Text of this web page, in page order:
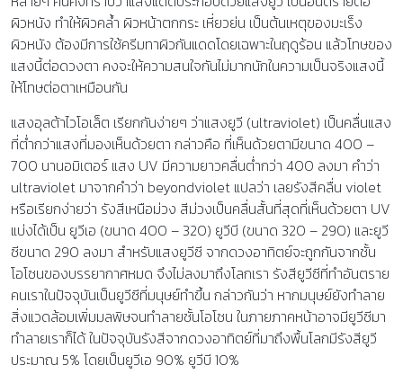
ผิวหนัง ทำให้ผิวคล้ำ ผิวหน้าตกกระ เหี่ยวย่น เป็นต้นเหตุของมะเร็ง
ผิวหนัง ต้องมีการใช้ครีมทาผิวกันแดดโดยเฉพาะในฤดูร้อน แล้วโทษของ
แสงนี้ต่อดวงตา คงจะให้ความสนใจกันไม่มากนักในความเป็นจริงแสงนี้
ให้โทษต่อตาเหมือนกัน
แสงอุลต้าไวโอเล็ต เรียกกันง่ายๆ ว่าแสงยูวี (ultraviolet) เป็นคลื่นแสง
ที่ต่ำกว่าแสงที่มองเห็นด้วยตา กล่าวคือ ที่เห็นด้วยตามีขนาด 400 –
700 นานอมิเตอร์ แสง UV มีความยาวคลื่นต่ำกว่า 400 ลงมา คำว่า
ultraviolet มาจากคำว่า beyondviolet แปลว่า เลยรังสีคลื่น violet
หรือเรียกง่ายว่า รังสีเหนือม่วง สีม่วงเป็นคลื่นสั้นที่สุดที่เห็นด้วยตา UV
แบ่งได้เป็น ยูวีเอ (ขนาด 400 – 320) ยูวีบี (ขนาด 320 – 290) และยูวี
ซีขนาด 290 ลงมา สำหรับแสงยูวีซี จากดวงอาทิตย์จะถูกกันจากชั้น
โอโซนของบรรยากาศหมด จึงไม่ลงมาถึงโลกเรา รังสียูวีซีที่ทำอันตราย
คนเราในปัจจุบันเป็นยูวีซีที่มนุษย์ทำขึ้น กล่าวกันว่า หากมนุษย์ยังทำลาย
สิ่งแวดล้อมเพิ่มมลพิษจนทำลายชั้นโอโซน ในภายภาคหน้าอาจมียูวีซีมา
ทำลายเราก็ได้ ในปัจจุบันรังสีจากดวงอาทิตย์ที่มาถึงพื้นโลกมีรังสียูวี
ประมาณ 5% โดยเป็นยูวีเอ 90% ยูวีบี 10%